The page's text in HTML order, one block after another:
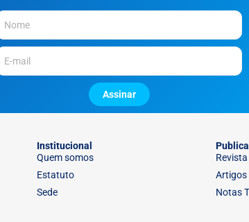
Assinar
Institucional
Quem somos
Estatuto
Sede
Artigos
Notas